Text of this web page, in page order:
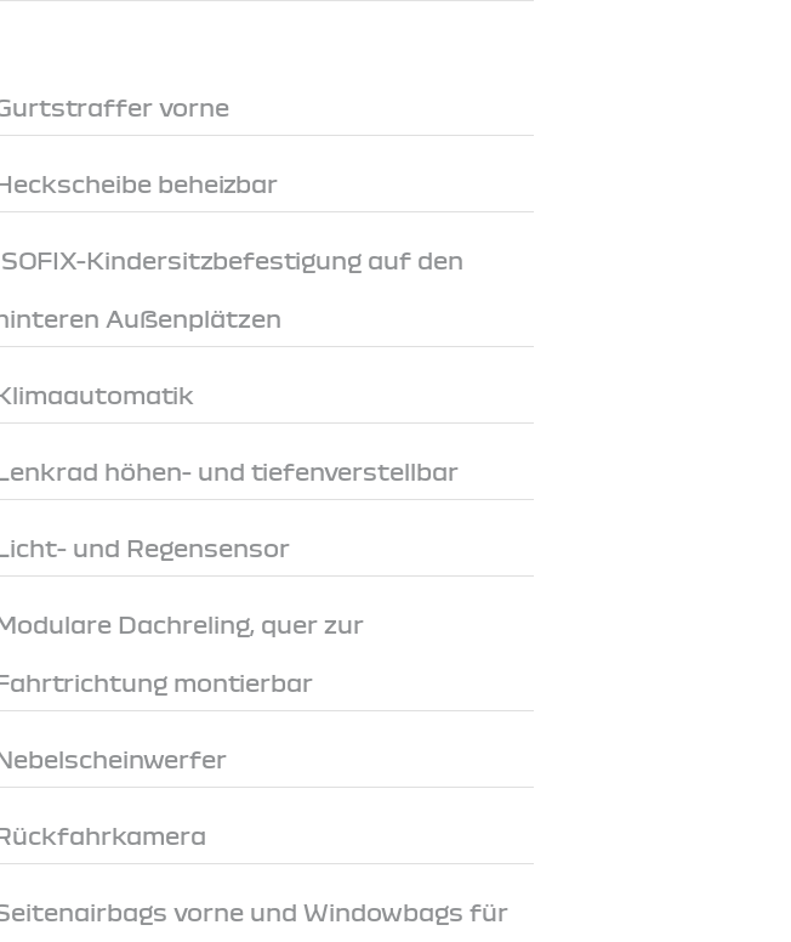
vorne
beheizbar
Kindersitzbefestigung auf den
Außenplätzen
höhen- und tiefenverstellbar
und Regensensor
Dachreling, quer zur
montierbar
vorne und Windowbags für